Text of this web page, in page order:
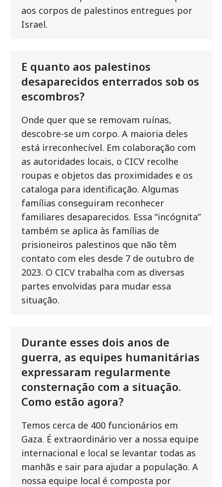
aos corpos de palestinos entregues por
Israel.
E quanto aos palestinos
desaparecidos enterrados sob os
escombros?
Onde quer que se removam ruínas,
descobre-se um corpo. A maioria deles
está irreconhecível. Em colaboração com
as autoridades locais, o CICV recolhe
roupas e objetos das proximidades e os
cataloga para identificação. Algumas
famílias conseguiram reconhecer
familiares desaparecidos. Essa “incógnita”
também se aplica às famílias de
prisioneiros palestinos que não têm
contato com eles desde 7 de outubro de
2023. O CICV trabalha com as diversas
partes envolvidas para mudar essa
situação.
Durante esses dois anos de
guerra, as equipes humanitárias
expressaram regularmente
consternação com a situação.
Como estão agora?
Temos cerca de 400 funcionários em
Gaza. É extraordinário ver a nossa equipe
internacional e local se levantar todas as
manhãs e sair para ajudar a população. A
nossa equipe local é composta por